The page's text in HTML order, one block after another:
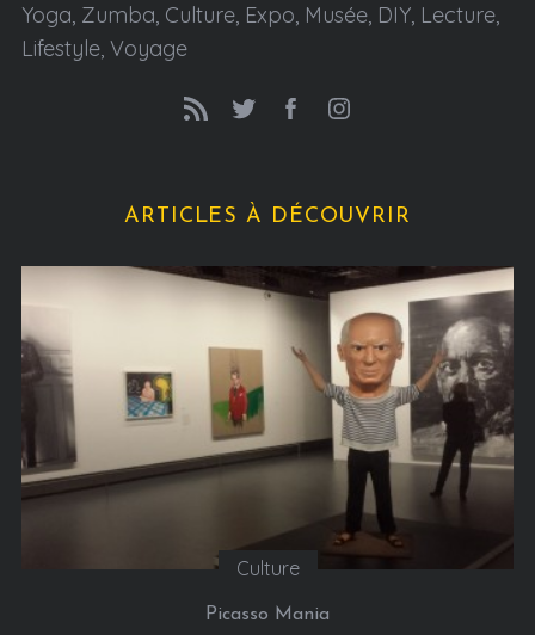
Yoga, Zumba, Culture, Expo, Musée, DIY, Lecture,
Lifestyle, Voyage
ARTICLES À DÉCOUVRIR
Culture
Picasso Mania